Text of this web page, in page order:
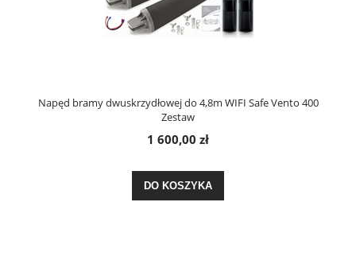
Napęd bramy dwuskrzydłowej do 4,8m WIFI Safe Vento 400
Zestaw
1 600,00 zł
DO KOSZYKA